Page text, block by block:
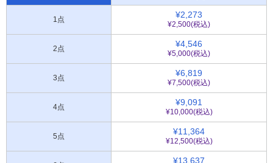
1点 ¥2,273
¥2,500(税込)
2点 ¥4,546
¥5,000(税込)
3点 ¥6,819
¥7,500(税込)
4点 ¥9,091
¥10,000(税込)
5点 ¥11,364
¥12,500(税込)
¥13,637